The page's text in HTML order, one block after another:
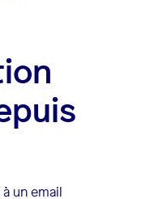
un email